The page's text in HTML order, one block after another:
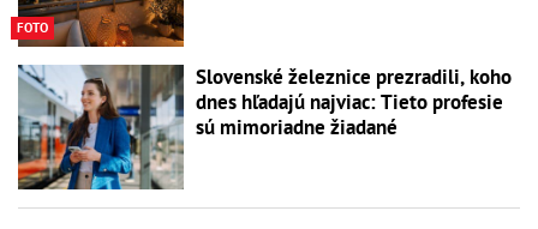
FOTO
Slovenské železnice prezradili, koho
dnes hľadajú najviac: Tieto profesie
sú mimoriadne žiadané